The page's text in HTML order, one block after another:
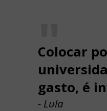
Colocar
gasto, é
- Lula